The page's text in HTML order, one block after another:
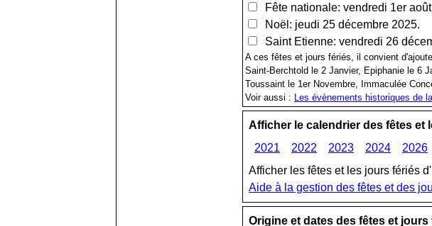
Fête nationale: vendredi 1er
Noël: jeudi 25 décembre 2025.
Saint Etienne: vendredi 26
A ces fêtes et jours fériés, il convient
Saint-Berchtold le 2 Janvier, Epiphanie le 6
Toussaint le 1er Novembre, Immaculée
Voir aussi :
Les évènements historiques de
Afficher le calendrier des fêtes et
2021
2022 2023 2024 2026
Afficher les fêtes et les jours fériés
Aide à la gestion des fêtes et des
Origine et dates des fêtes et jours